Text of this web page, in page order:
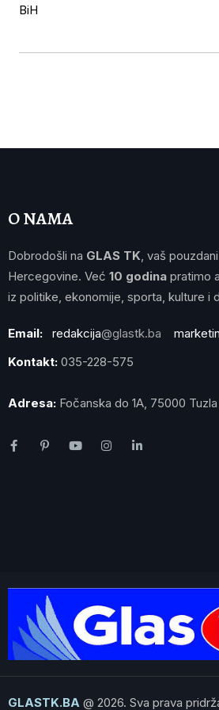
O NAMA
Dobrodošli na GLAS TK, vaš
Hercegovine. Već 10 godina pratimo
iz politike, ekonomije, sporta, kulture i
Email: redakcija@glastk.ba
Kontakt: 035-228-575
Adresa: Fočanska do 1A, 75000
GLASTK.BA @ 2026. Sva prava